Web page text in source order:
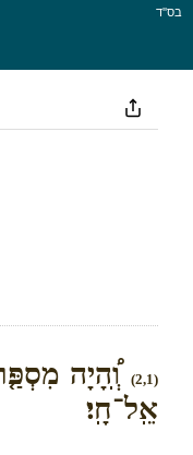
בס''ד
(2,1)
וְֽ֠הָיָה
אֵֽל־חָֽי׃